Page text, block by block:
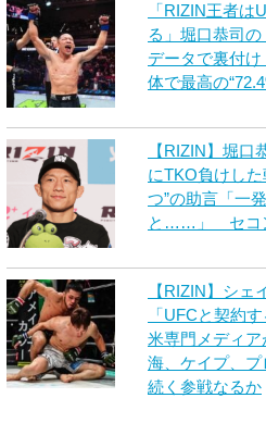
「RIZIN王者は
る」堀口恭司
データで裏付
体で最高の
【RIZIN】堀口
にTKO負けした
つ”の助言「一
と……」 セコ
【RIZIN】シェ
「UFCと契約
米専門メディ
海、ケイプ、プ
続く参戦なるか